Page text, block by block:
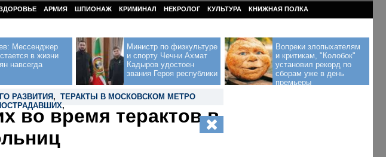
АРМИЯ ШПИОНАЖ КРИМИНАЛ НЕКРОЛОГ КУЛЬТУРА КНИЖНАЯ ПОЛКА
Мессенджер
в жизни
навсегда
Министр по физкультуре
и спорту Чечни Ахмат
Кадыров удостоен
звания Героя республики
Вопреки злопыхателям
и критикам, "Колобок"
установил рекорд по
сборам уже в день
премьеры
РАЗВИТИЯ , ТЕРАКТЫ В МОСКОВСКОМ МЕТРО
,
во время терактов в